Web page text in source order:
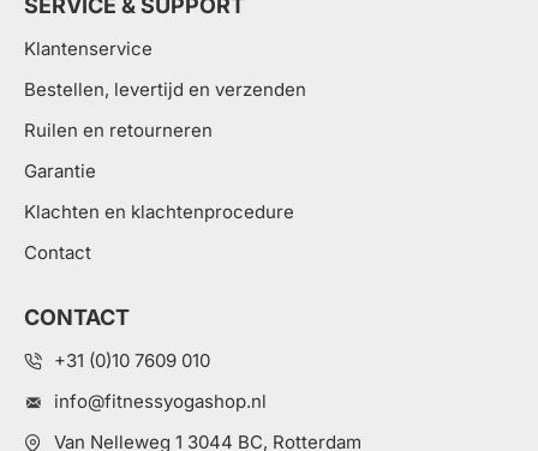
SERVICE & SUPPORT
Klantenservice
Bestellen, levertijd en verzenden
Ruilen en retourneren
Garantie
Klachten en klachtenprocedure
Contact
CONTACT
+31 (0)10 7609 010
info@fitnessyogashop.nl
Van Nelleweg 1 3044 BC, Rotterdam